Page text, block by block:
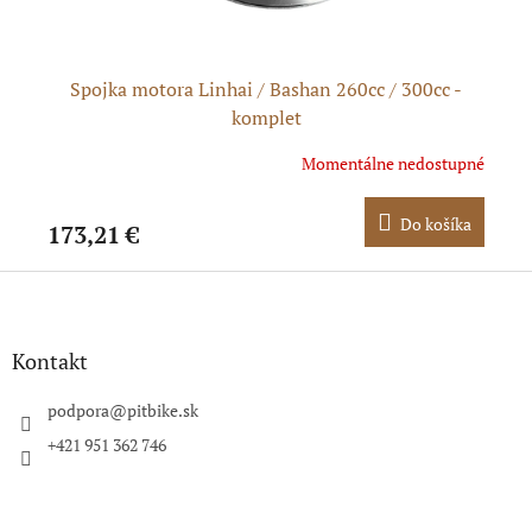
Spojka motora Linhai / Bashan 260cc / 300cc -
komplet
Momentálne nedostupné
173,21 € Do košíka
Z
Kontakt
podpora@pitbike.sk
+421 951 362 746